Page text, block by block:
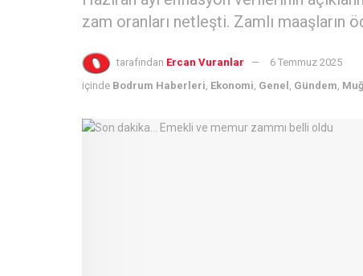
zam oranları netleşti. Zamlı maaşların
tarafından Ercan Vuranlar
6 Temmuz 2025
içinde Bodrum Haberleri Ekonomi Genel Gündem